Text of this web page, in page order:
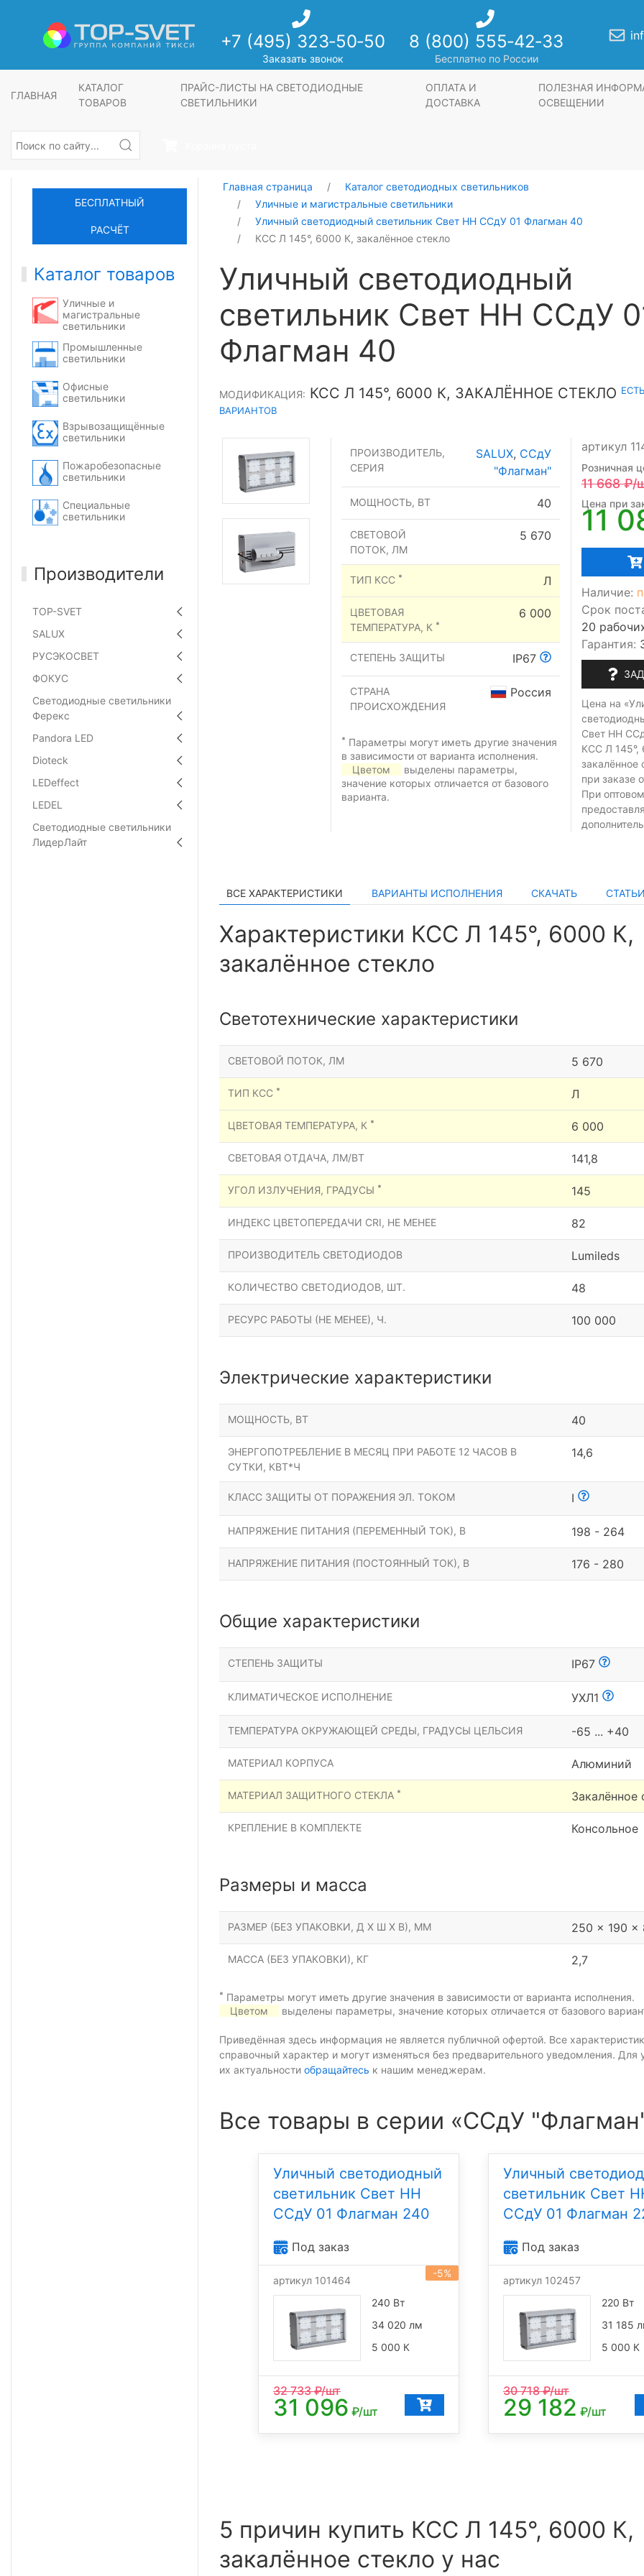
+7 (495) 323‑50‑50
Заказать звонок
8 (800) 555‑42‑33
Бесплатно по России
ГЛАВНАЯ
КАТАЛОГ
ТОВАРОВ
ПРАЙС-ЛИСТЫ НА СВЕТОДИОДНЫЕ
СВЕТИЛЬНИКИ
ОПЛАТА И
ДОСТАВКА
ПОЛЕЗНАЯ
ОСВЕЩЕНИИ
БЕСПЛАТНЫЙ
РАСЧЁТ
Каталог товаров
Уличные и
магистральные
светильники
Промышленные
светильники
Офисные
светильники
Взрывозащищённые
светильники
Пожаробезопасные
светильники
Специальные
светильники
Производители
TOP-SVET
SALUX
РУСЭКОСВЕТ
ФОКУС
Светодиодные светильники
Ферекс
Pandora LED
Dioteck
LEDeffect
LEDEL
Светодиодные светильники
ЛидерЛайт
Главная страница
Каталог светодиодных светильников
Уличные и магистральные светильники
Уличный светодиодный светильник Свет НН ССдУ 01 Флагман 40
КСС Л 145°, 6000 К, закалённое стекло
Уличный светодиодный
светильник Свет НН ССдУ
Флагман 40
МОДИФИКАЦИЯ: КСС Л 145°, 6000 К, ЗАКАЛЁННОЕ СТЕКЛО
ВАРИАНТОВ
ПРОИЗВОДИТЕЛЬ,
СЕРИЯ
SALUX, ССдУ
"Флагман"
МОЩНОСТЬ, ВТ 40
СВЕТОВОЙ
ПОТОК, ЛМ
5 670
ТИП КСС * Л
ЦВЕТОВАЯ
ТЕМПЕРАТУРА, К *
6 000
СТЕПЕНЬ ЗАЩИТЫ IP67
СТРАНА
ПРОИСХОЖДЕНИЯ
Россия
* Параметры могут иметь другие значения
в зависимости от варианта исполнения.
Цветом
выделены параметры,
значение которых отличается от базового
варианта.
артикул
Розничная
11 668₽/
Цена при
11
Наличие:
Срок
20
Гарантия:
Цена на
Свет НН
КСС Л 145°,
закалённое
при заказе
При
ВСЕ ХАРАКТЕРИСТИКИ ВАРИАНТЫ ИСПОЛНЕНИЯ СКАЧАТЬ
Характеристики КСС Л 145°, 6000 К,
закалённое стекло
Светотехнические характеристики
СВЕТОВОЙ ПОТОК, ЛМ 5 670
ТИП КСС * Л
ЦВЕТОВАЯ ТЕМПЕРАТУРА, К * 6 000
СВЕТОВАЯ ОТДАЧА, ЛМ/ВТ 141,8
УГОЛ ИЗЛУЧЕНИЯ, ГРАДУСЫ * 145
ИНДЕКС ЦВЕТОПЕРЕДАЧИ CRI, НЕ МЕНЕЕ 82
ПРОИЗВОДИТЕЛЬ СВЕТОДИОДОВ Lumileds
КОЛИЧЕСТВО СВЕТОДИОДОВ, ШТ. 48
РЕСУРС РАБОТЫ (НЕ МЕНЕЕ), Ч. 100 000
Электрические характеристики
МОЩНОСТЬ, ВТ 40
ЭНЕРГОПОТРЕБЛЕНИЕ В МЕСЯЦ ПРИ РАБОТЕ 12 ЧАСОВ В
СУТКИ, КВТ*Ч
14,6
КЛАСС ЗАЩИТЫ ОТ ПОРАЖЕНИЯ ЭЛ. ТОКОМ I
НАПРЯЖЕНИЕ ПИТАНИЯ (ПЕРЕМЕННЫЙ ТОК), В 198 - 264
НАПРЯЖЕНИЕ ПИТАНИЯ (ПОСТОЯННЫЙ ТОК), В 176 - 280
Общие характеристики
СТЕПЕНЬ ЗАЩИТЫ IP67
КЛИМАТИЧЕСКОЕ ИСПОЛНЕНИЕ УХЛ1
ТЕМПЕРАТУРА ОКРУЖАЮЩЕЙ СРЕДЫ, ГРАДУСЫ ЦЕЛЬСИЯ -65 ... +40
МАТЕРИАЛ КОРПУСА Алюминий
МАТЕРИАЛ ЗАЩИТНОГО СТЕКЛА * Закалённое
КРЕПЛЕНИЕ В КОМПЛЕКТЕ Консольное
Размеры и масса
РАЗМЕР (БЕЗ УПАКОВКИ, Д Х Ш Х В), ММ 250 x 190 x
МАССА (БЕЗ УПАКОВКИ), КГ 2,7
* Параметры могут иметь другие значения в зависимости от варианта исполнения.
Цветом
выделены параметры, значение которых отличается от базового
Приведённая здесь информация не является публичной офертой. Все
справочный характер и могут изменяться без предварительного уведомления. Для
их актуальности обращайтесь к нашим менеджерам.
Все товары в серии «ССдУ
Уличный светодиодный
светильник Свет НН
ССдУ 01 Флагман 240
Под заказ
-5%
артикул 101464
240 Вт
34 020 лм
5 000 К
32 733₽/шт
31 096 ₽/шт
Уличный
светильник Свет
ССдУ 01 Флагман
Под заказ
артикул 102457
220 Вт
31 185
5 000 К
30 718₽/шт
29 182 ₽/шт
5 причин купить КСС Л 145°, 6000 К,
закалённое стекло у нас